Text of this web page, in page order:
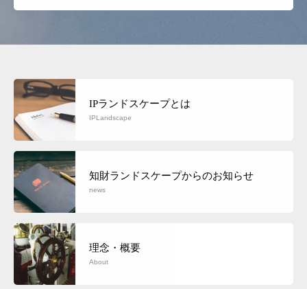
IPランドスケープとは
IPLandscape
知財ランドスケープからのお知らせ
news
理念・概要
About